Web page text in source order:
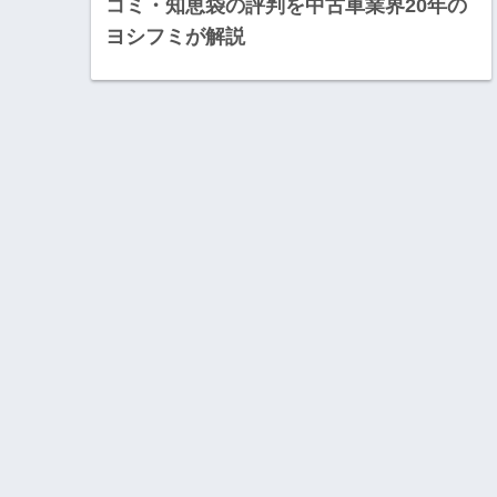
コミ・知恵袋の評判を中古車業界20年の
ヨシフミが解説